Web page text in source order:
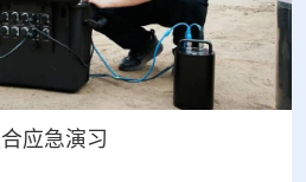
应急演习